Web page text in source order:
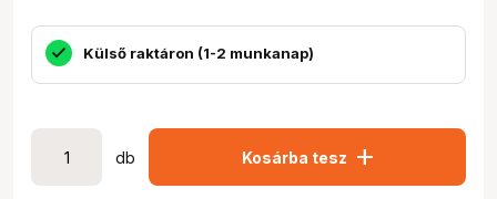
Külső raktáron (1-2 munkanap)
db Kosárba tesz add